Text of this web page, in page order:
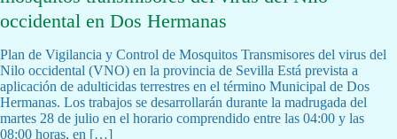
occidental en Dos Hermanas
Plan de Vigilancia y Control de Mosquitos Transmisores del virus del
Nilo occidental (VNO) en la provincia de Sevilla Está prevista a
aplicación de adulticidas terrestres en el término Municipal de Dos
Hermanas. Los trabajos se desarrollarán durante la madrugada del
martes 28 de julio en el horario comprendido entre las 04:00 y las
08:00 horas, en […]